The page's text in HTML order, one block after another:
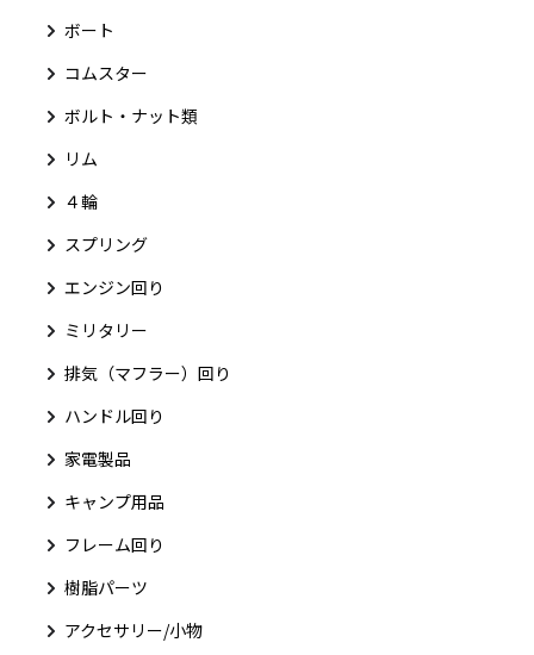
ボート
コムスター
ボルト・ナット類
リム
４輪
スプリング
エンジン回り
ミリタリー
排気（マフラー）回り
ハンドル回り
家電製品
キャンプ用品
フレーム回り
樹脂パーツ
アクセサリー/小物